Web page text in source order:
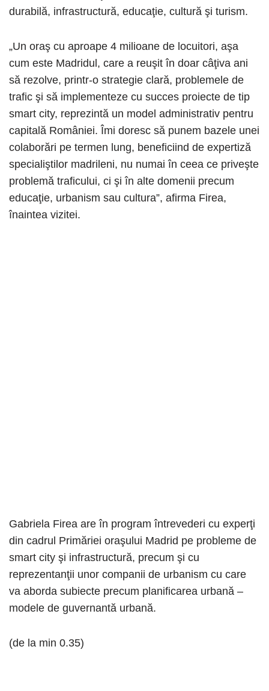
durabilă, infrastructură, educaţie, cultură şi turism.
„Un oraş cu aproape 4 milioane de locuitori, aşa
cum este Madridul, care a reuşit în doar câţiva ani
să rezolve, printr-o strategie clară, problemele de
trafic şi să implementeze cu succes proiecte de tip
smart city, reprezintă un model administrativ pentru
capitală României. Îmi doresc să punem bazele unei
colaborări pe termen lung, beneficiind de expertiză
specialiştilor madrileni, nu numai în ceea ce priveşte
problemă traficului, ci şi în alte domenii precum
educaţie, urbanism sau cultura”, afirma Firea,
înaintea vizitei.
Gabriela Firea are în program întrevederi cu experţi
din cadrul Primăriei oraşului Madrid pe probleme de
smart city şi infrastructură, precum şi cu
reprezentanţii unor companii de urbanism cu care
va aborda subiecte precum planificarea urbană –
modele de guvernantă urbană.
(de la min 0.35)